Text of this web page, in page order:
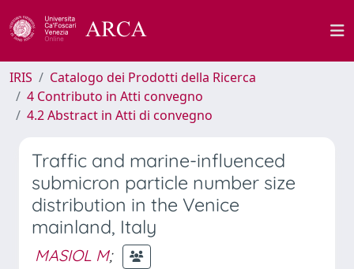
IRIS
Catalogo dei Prodotti della Ricerca
4 Contributo in Atti convegno
4.2 Abstract in Atti di convegno
Traffic and marine-influenced
submicron particle number size
distribution in the Venice
mainland, Italy
MASIOL M;